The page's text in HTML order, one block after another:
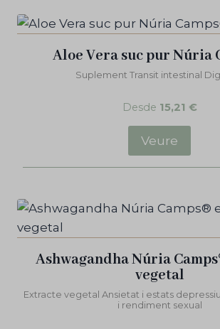
Aloe Vera suc pur Núria
Suplement Transit intestinal
Desde 15,21 €
Veure
Ashwagandha Núria
vegetal
Extracte vegetal Ansietat i estats
i rendiment sexual